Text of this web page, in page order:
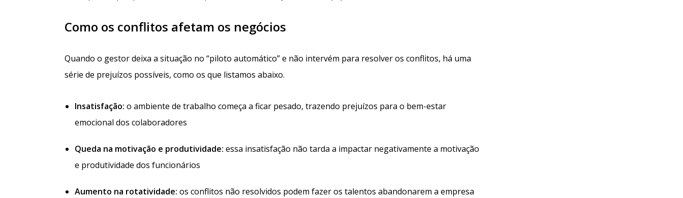
Como os conflitos afetam os negócios
Quando o gestor deixa a situação no “piloto automático” e não intervém para resolver os conflitos, há uma
série de prejuízos possíveis, como os que listamos abaixo.
Insatisfação: o ambiente de trabalho começa a ficar pesado, trazendo prejuízos para o bem-estar
emocional dos colaboradores
Queda na motivação e produtividade: essa insatisfação não tarda a impactar negativamente a motivação
e produtividade dos funcionários
Aumento na rotatividade: os conflitos não resolvidos podem fazer os talentos abandonarem a empresa